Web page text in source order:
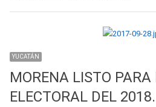
YUCATÁN
MORENA LISTO
ELECTORAL DEL 2018.